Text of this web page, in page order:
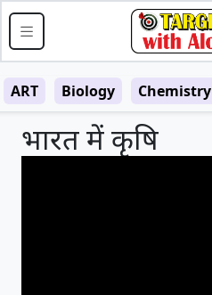
ART Biology Chemistry
भारत में कृषि